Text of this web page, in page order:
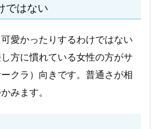
ではない
愛かったりするわけではない
方に慣れている女性の方がサ
クラ）向きです。普通さが相
みます。